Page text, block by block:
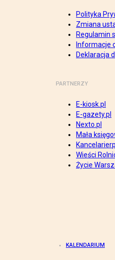
Polityka
Zmiana
Regulamin
Informacje
Deklaracja
PARTNERZY
E-kiosk.pl
E-gazety.pl
Nexto.pl
Mała
Wieści
Życie
KALENDARIUM